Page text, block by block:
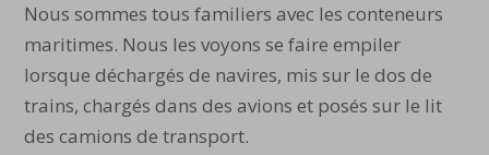
Nous sommes tous familiers avec les conteneurs
maritimes. Nous les voyons se faire empiler
lorsque déchargés de navires, mis sur le dos de
trains, chargés dans des avions et posés sur le lit
des camions de transport.